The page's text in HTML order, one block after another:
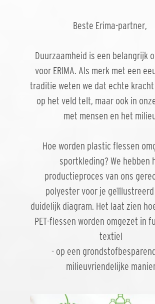
Beste Erima-partner,
Duurzaamheid is een belangrijk
voor ERIMA. Als merk met een
traditie weten we dat echte
op het veld telt, maar ook in
met mensen en het
Hoe worden plastic flessen
sportkleding? We hebben
productieproces van ons
polyester voor je
duidelijk diagram. Het laat zien
PET-flessen worden omgezet in
textiel
- op een
milieuvriendelijke